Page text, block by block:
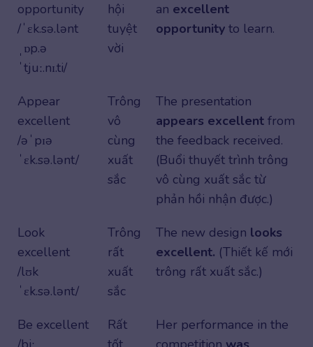
opportunity
/ˈɛk.sə.lənt
ˌɒp.ə
ˈtjuː.nɪ.ti/
hội
tuyệt
vời
an excellent
opportunity to learn.
Appear
excellent
/əˈpɪə
ˈɛk.sə.lənt/
Trông
vô
cùng
xuất
sắc
The presentation
appears excellent from
the feedback received.
(Buổi thuyết trình trông
vô cùng xuất sắc từ
phản hồi nhận được.)
Look
excellent
/lʊk
ˈɛk.sə.lənt/
Trông
rất
xuất
sắc
The new design looks
excellent. (Thiết kế mới
trông rất xuất sắc.)
Be excellent
Rất
Her performance in the